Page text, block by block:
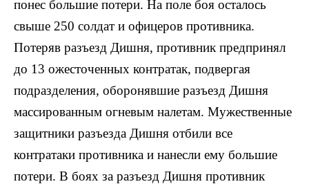
понес большие потери. На поле боя осталось
свыше 250 солдат и офицеров противника.
Потеряв разъезд Дишня, противник предпринял
до 13 ожесточенных контратак, подвергая
подразделения, оборонявшие разъезд Дишня
массированным огневым налетам. Мужественные
защитники разъезда Дишня отбили все
контратаки противника и нанесли ему большие
потери. В боях за разъезд Дишня противник